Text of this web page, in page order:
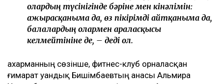
Назым Қахарманның айтуынша, талап оның екінші
баласын дүниеге әкелгеннен кейін басқарған
фитнес-клубқа қатысты.
төртінші талап арыз, бірақ бұрынғы
енемнің берген алғашқы арызы. Осы уақыт